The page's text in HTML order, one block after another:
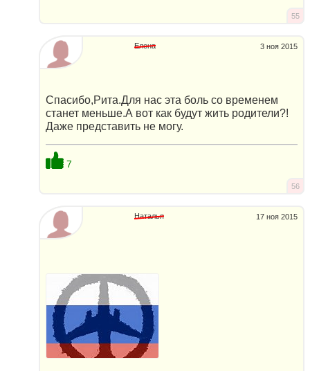
55
3 ноя 2015
Елена
Спасибо,Рита.Для нас эта боль со временем
станет меньше.А вот как будут жить родители?!
Даже представить не могу.
7
56
17 ноя 2015
Наталья